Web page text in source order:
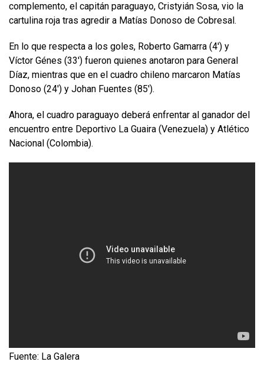
complemento, el capitán paraguayo, Cristyián Sosa, vio la
cartulina roja tras agredir a Matías Donoso de Cobresal.
En lo que respecta a los goles, Roberto Gamarra (4′) y
Víctor Génes (33′) fueron quienes anotaron para General
Díaz, mientras que en el cuadro chileno marcaron Matías
Donoso (24′) y Johan Fuentes (85′).
Ahora, el cuadro paraguayo deberá enfrentar al ganador del
encuentro entre Deportivo La Guaira (Venezuela) y Atlético
Nacional (Colombia).
Fuente: La Galera